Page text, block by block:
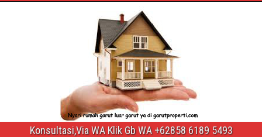
Konsultasi,Via WA Klik Gb WA +62858 6189 5493